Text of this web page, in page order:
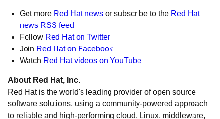
Get more Red Hat news or subscribe to the Red Hat
news RSS feed
Follow Red Hat on Twitter
Join Red Hat on Facebook
Watch Red Hat videos on YouTube
About Red Hat, Inc.
Red Hat is the world's leading provider of open source
software solutions, using a community-powered approach
to reliable and high-performing cloud, Linux, middleware,